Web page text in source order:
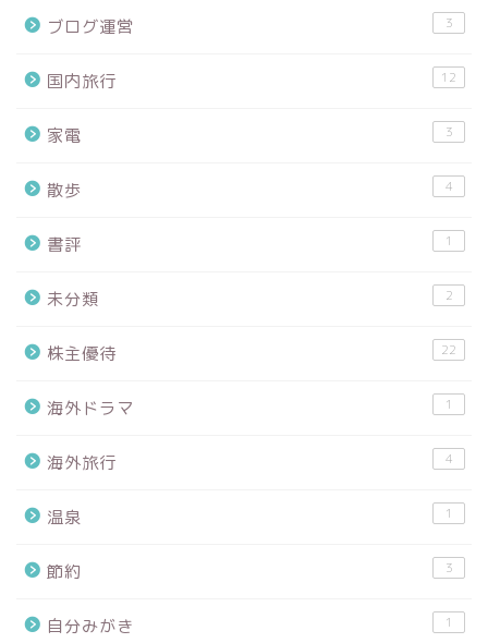
ブログ運営 3
国内旅行 12
家電 3
散歩 4
書評 1
未分類 2
株主優待 22
海外ドラマ 1
海外旅行 4
温泉 1
節約 3
自分みがき 1